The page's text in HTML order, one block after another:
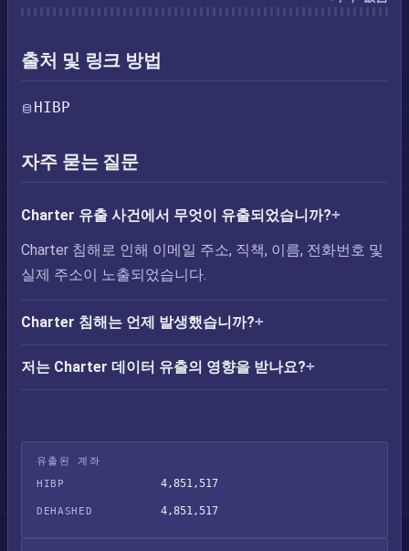
출처 및 링크 방법
HIBP
자주 묻는 질문
Charter 유출 사건에서 무엇이 유출되었습니까?
Charter 침해로 인해 이메일 주소, 직책, 이름, 전화번호 및
실제 주소이 노출되었습니다.
Charter 침해는 언제 발생했습니까?
저는 Charter 데이터 유출의 영향을 받나요?
유출된 계좌
HIBP
4,851,517
DEHASHED 4,851,517